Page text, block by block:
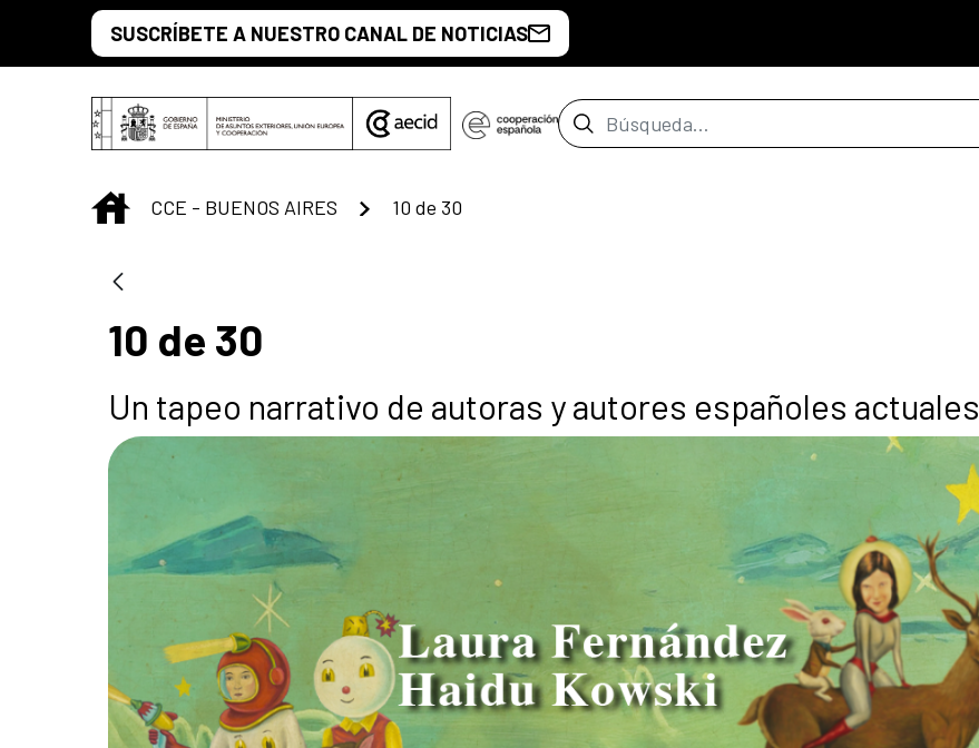
Saltar al contenido principal
SUSCRÍBETE A NUESTRO CANAL DE NOTICIAS
Barra de búsqueda
INICIO
CCE - BUENOS AIRES 10 de 30
10 de 30
Un tapeo narrativo de autoras y autores españoles actuales